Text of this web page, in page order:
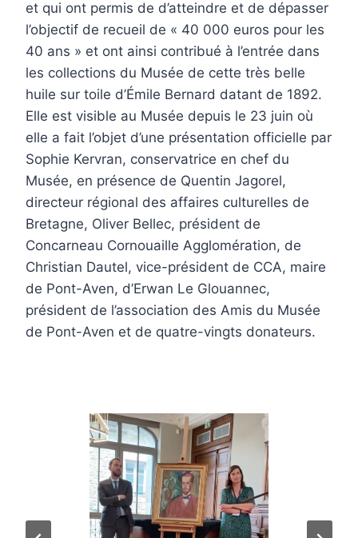
et qui ont permis de d’atteindre et de dépasser
l’objectif de recueil de « 40 000 euros pour les
40 ans » et ont ainsi contribué à l’entrée dans
les collections du Musée de cette très belle
huile sur toile d’Émile Bernard datant de 1892.
Elle est visible au Musée depuis le 23 juin où
elle a fait l’objet d’une présentation officielle par
Sophie Kervran, conservatrice en chef du
Musée, en présence de Quentin Jagorel,
directeur régional des affaires culturelles de
Bretagne, Oliver Bellec, président de
Concarneau Cornouaille Agglomération, de
Christian Dautel, vice-président de CCA, maire
de Pont-Aven, d’Erwan Le Glouannec,
président de l’association des Amis du Musée
de Pont-Aven et de quatre-vingts donateurs.